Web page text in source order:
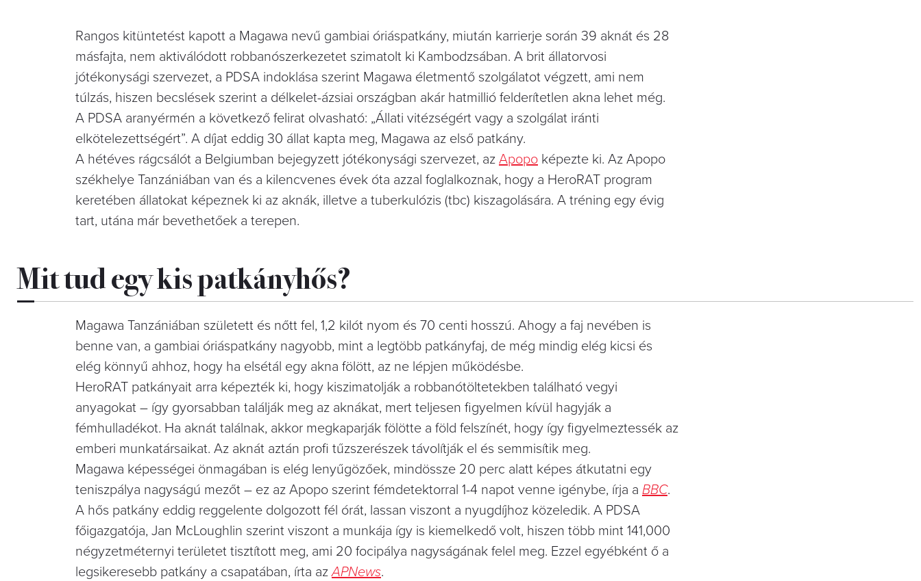
Rangos kitüntetést kapott a Magawa nevű gambiai óriáspatkány, miután karrierje során 39 aknát és 28
másfajta, nem aktiválódott robbanószerkezetet szimatolt ki Kambodzsában. A brit állatorvosi
jótékonysági szervezet, a PDSA indoklása szerint Magawa életmentő szolgálatot végzett, ami nem
túlzás, hiszen becslések szerint a délkelet-ázsiai országban akár hatmillió felderítetlen akna lehet még.
A PDSA aranyérmén a következő felirat olvasható: „Állati vitézségért vagy a szolgálat iránti
elkötelezettségért”. A díjat eddig 30 állat kapta meg, Magawa az első patkány.
A hétéves rágcsálót a Belgiumban bejegyzett jótékonysági szervezet, az Apopo képezte ki. Az Apopo
székhelye Tanzániában van és a kilencvenes évek óta azzal foglalkoznak, hogy a HeroRAT program
keretében állatokat képeznek ki az aknák, illetve a tuberkulózis (tbc) kiszagolására. A tréning egy évig
tart, utána már bevethetőek a terepen.
Mit tud egy kis patkányhős?
Magawa Tanzániában született és nőtt fel, 1,2 kilót nyom és 70 centi hosszú. Ahogy a faj nevében is
benne van, a gambiai óriáspatkány nagyobb, mint a legtöbb patkányfaj, de még mindig elég kicsi és
elég könnyű ahhoz, hogy ha elsétál egy akna fölött, az ne lépjen működésbe.
HeroRAT patkányait arra képezték ki, hogy kiszimatolják a robbanótöltetekben található vegyi
anyagokat – így gyorsabban találják meg az aknákat, mert teljesen figyelmen kívül hagyják a
fémhulladékot. Ha aknát találnak, akkor megkaparják fölötte a föld felszínét, hogy így figyelmeztessék az
emberi munkatársaikat. Az aknát aztán profi tűzszerészek távolítják el és semmisítik meg.
Magawa képességei önmagában is elég lenyűgözőek, mindössze 20 perc alatt képes átkutatni egy
teniszpálya nagyságú mezőt – ez az Apopo szerint fémdetektorral 1-4 napot venne igénybe, írja a BBC.
A hős patkány eddig reggelente dolgozott fél órát, lassan viszont a nyugdíjhoz közeledik. A PDSA
főigazgatója, Jan McLoughlin szerint viszont a munkája így is kiemelkedő volt, hiszen több mint 141,000
négyzetméternyi területet tisztított meg, ami 20 focipálya nagyságának felel meg. Ezzel egyébként ő a
legsikeresebb patkány a csapatában, írta azAPNews.